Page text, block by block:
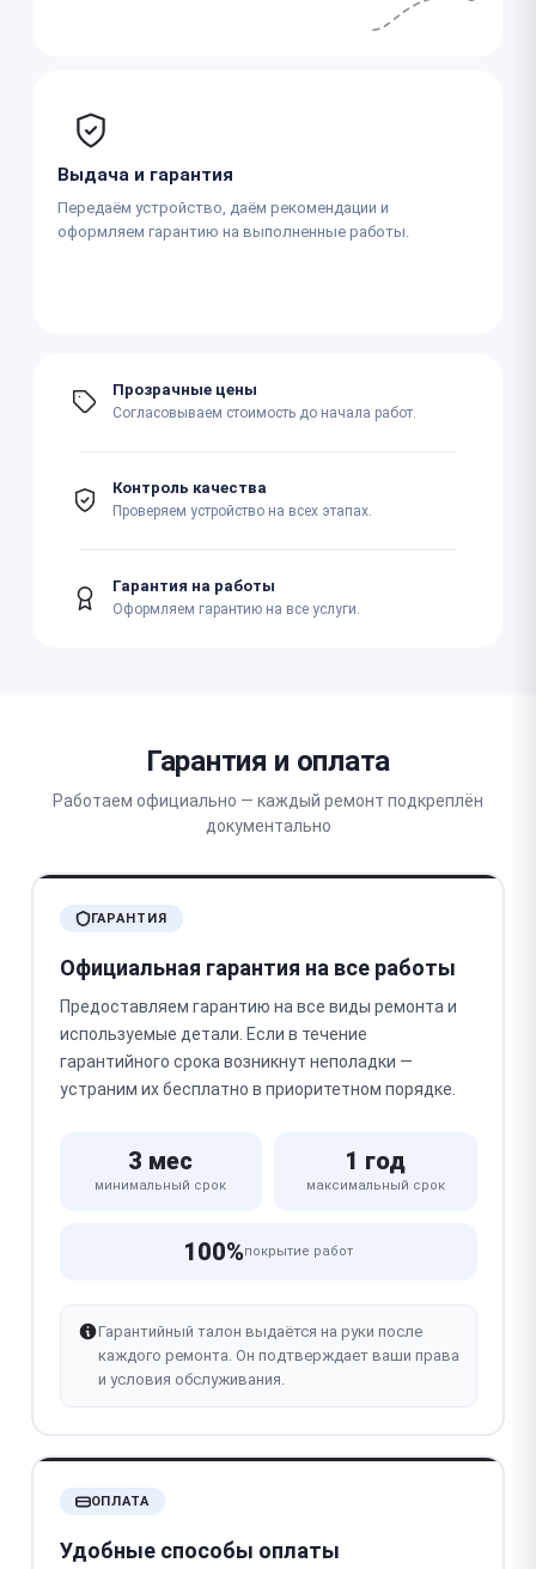
Выдача и гарантия
Передаём устройство, даём рекомендации и
оформляем гарантию на выполненные работы.
Прозрачные цены
Согласовываем стоимость до начала работ.
Контроль качества
Проверяем устройство на всех этапах.
Гарантия на работы
Оформляем гарантию на все услуги.
Гарантия и оплата
Работаем официально — каждый ремонт подкреплён
документально
ГАРАНТИЯ
Официальная гарантия на все работы
Предоставляем гарантию на все виды ремонта и
используемые детали. Если в течение
гарантийного срока возникнут неполадки —
устраним их бесплатно в приоритетном порядке.
3 мес
минимальный срок
1 год
максимальный срок
100%покрытие работ
Гарантийный талон выдаётся на руки после
каждого ремонта. Он подтверждает ваши права
и условия обслуживания.
ОПЛАТА
Удобные способы оплаты